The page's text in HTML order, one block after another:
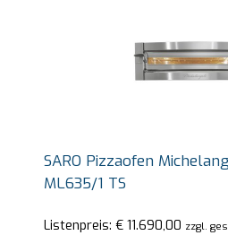
SARO Pizzaofen
ML635/1 TS
Listenpreis: €11.690,00 zzgl.